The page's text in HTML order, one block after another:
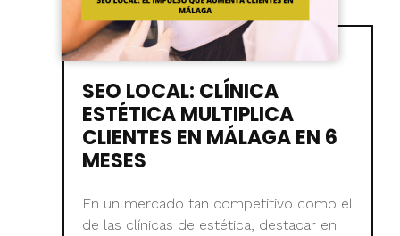
SEO LOCAL: CLÍNICA
ESTÉTICA MULTIPLICA
CLIENTES EN MÁLAGA EN 6
MESES
En un mercado tan competitivo como el
de las clínicas de estética, destacar en